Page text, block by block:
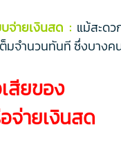
จ่ายเงินสด :แม้สะดวก
มจำนวนทันที ซึ่งบาง
อเสียของ
จ่ายเงินสด